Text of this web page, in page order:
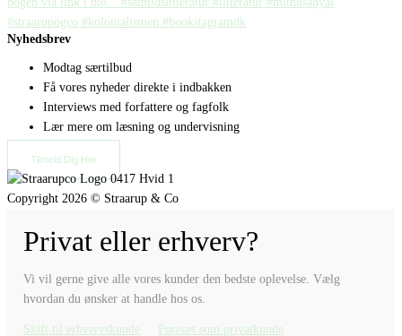
Nyhedsbrev
Modtag særtilbud
Få vores nyheder direkte i indbakken
Interviews med forfattere og fagfolk
Lær mere om læsning og undervisning
Tilmeld Dig Her
Copyright 2026 © Straarup & Co
Privat eller erhverv?
Vi vil gerne give alle vores kunder den bedste oplevelse. Vælg
hvordan du ønsker at handle hos os.
Skift til erhvervskunde Fortsæt som privatkunde